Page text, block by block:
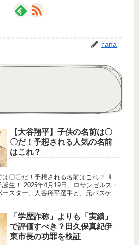
hana
【大谷翔平】子供の名前は〇
〇だ！予想される人気の名前
はこれ？
〇〇だ！予想される名前はこれ？ 🍼
生！ 2025年4月19日、ロサンゼルス・
ースター、大谷翔平選手と、元バスケッ
「学歴詐称」よりも「実績」
で評価すべき？田久保真紀伊
東市長の功罪を検証